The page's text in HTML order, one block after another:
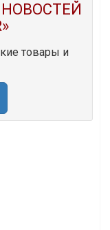
товары и